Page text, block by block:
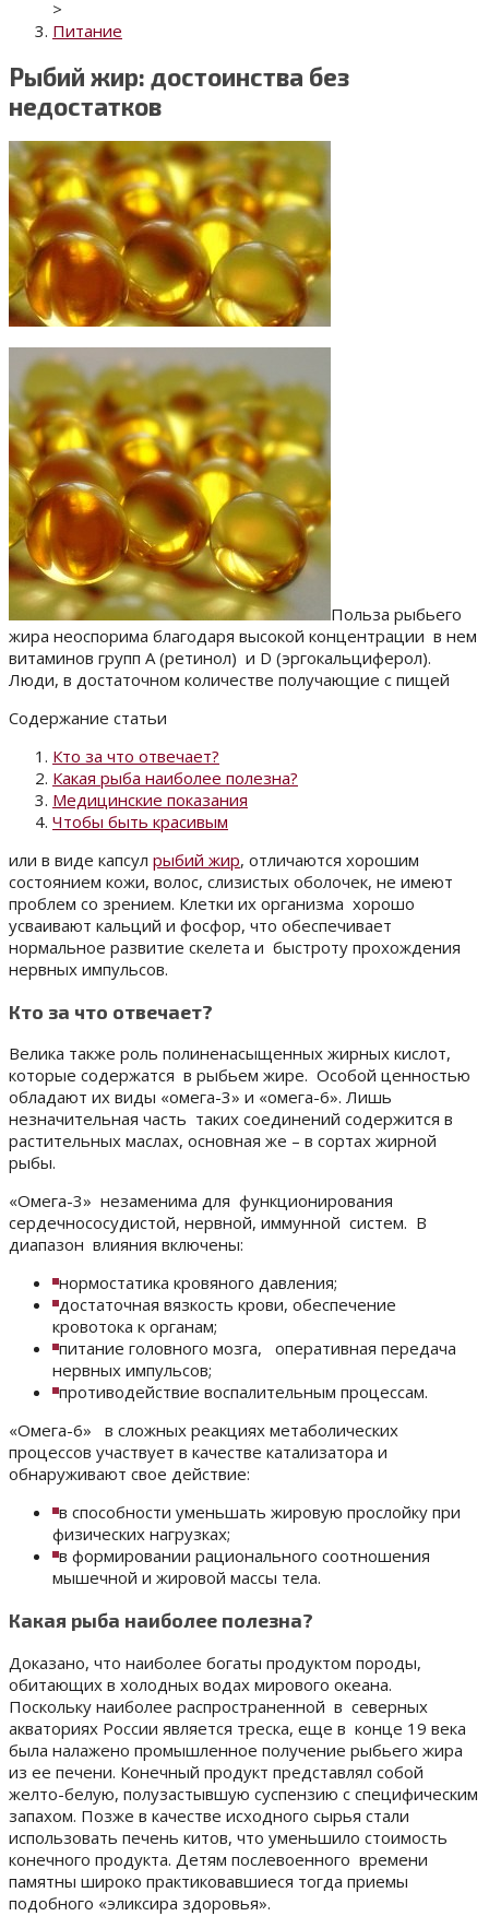
>
Питание
Рыбий жир: достоинства без
недостатков
Польза рыбьего
жира неоспорима благодаря высокой концентрации в нем
витаминов групп А (ретинол) и D (эргокальциферол).
Люди, в достаточном количестве получающие с пищей
Содержание статьи
Кто за что отвечает?
Какая рыба наиболее полезна?
Медицинские показания
Чтобы быть красивым
или в виде капсул рыбий жир, отличаются хорошим
состоянием кожи, волос, слизистых оболочек, не имеют
проблем со зрением. Клетки их организма хорошо
усваивают кальций и фосфор, что обеспечивает
нормальное развитие скелета и быстроту прохождения
нервных импульсов.
Кто за что отвечает?
Велика также роль полиненасыщенных жирных кислот,
которые содержатся в рыбьем жире. Особой ценностью
обладают их виды «омега-3» и «омега-6». Лишь
незначительная часть таких соединений содержится в
растительных маслах, основная же – в сортах жирной
рыбы.
«Омега-3» незаменима для функционирования
сердечнососудистой, нервной, иммунной систем. В
диапазон влияния включены:
нормостатика кровяного давления;
достаточная вязкость крови, обеспечение
кровотока к органам;
питание головного мозга, оперативная передача
нервных импульсов;
противодействие воспалительным процессам.
«Омега-6» в сложных реакциях метаболических
процессов участвует в качестве катализатора и
обнаруживают свое действие:
в способности уменьшать жировую прослойку при
физических нагрузках;
в формировании рационального соотношения
мышечной и жировой массы тела.
Какая рыба наиболее полезна?
Доказано, что наиболее богаты продуктом породы,
обитающих в холодных водах мирового океана.
Поскольку наиболее распространенной в северных
акваториях России является треска, еще в конце 19 века
была налажено промышленное получение рыбьего жира
из ее печени. Конечный продукт представлял собой
желто-белую, полузастывшую суспензию с специфическим
запахом. Позже в качестве исходного сырья стали
использовать печень китов, что уменьшило стоимость
конечного продукта. Детям послевоенного времени
памятны широко практиковавшиеся тогда приемы
подобного «эликсира здоровья».